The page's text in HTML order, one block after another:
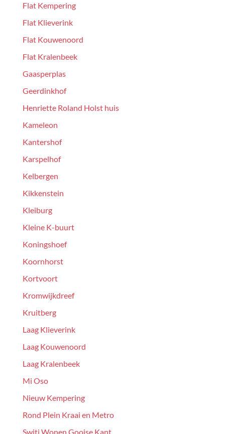
Flat Kempering
Flat Klieverink
Flat Kouwenoord
Flat Kralenbeek
Gaasperplas
Geerdinkhof
Henriette Roland Holst huis
Kameleon
Kantershof
Karspelhof
Kelbergen
Kikkenstein
Kleiburg
Kleine K-buurt
Koningshoef
Koornhorst
Kortvoort
Kromwijkdreef
Kruitberg
Laag Klieverink
Laag Kouwenoord
Laag Kralenbeek
Mi Oso
Nieuw Kempering
Rond Plein Kraai en Metro
Switi Wonen Gooise Kant